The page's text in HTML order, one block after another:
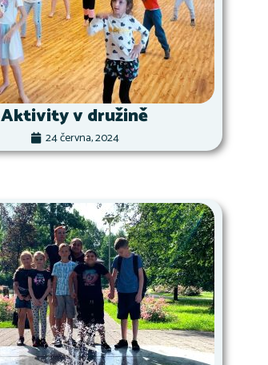
Aktivity v družině
24 června, 2024